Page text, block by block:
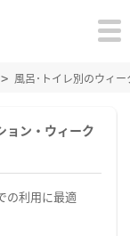
風呂･トイレ別のウィ
ョン・ウィーク
の利用に最適